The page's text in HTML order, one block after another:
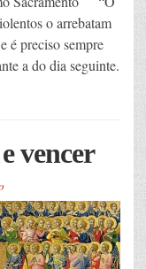
o arrebatam
é preciso sempre
a do dia seguinte.
vencer